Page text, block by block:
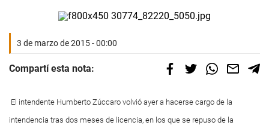
3 de marzo de 2015 - 00:00
Compartí esta nota:
El intendente Humberto Zúccaro volvió ayer a hacerse cargo de la
intendencia tras dos meses de licencia, en los que se repuso de la